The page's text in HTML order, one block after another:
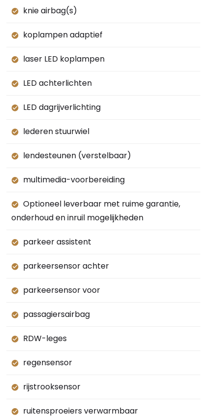
knie airbag(s)
koplampen adaptief
laser LED koplampen
LED achterlichten
LED dagrijverlichting
lederen stuurwiel
lendesteunen (verstelbaar)
multimedia-voorbereiding
Optioneel leverbaar met ruime garantie,
onderhoud en inruil mogelijkheden
parkeer assistent
parkeersensor achter
parkeersensor voor
passagiersairbag
RDW-leges
regensensor
rijstrooksensor
ruitensproeiers verwarmbaar